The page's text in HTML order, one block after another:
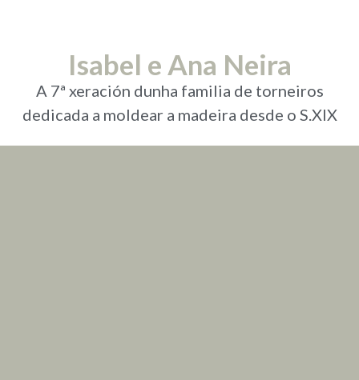
Isabel e Ana Neira
A 7ª xeración dunha familia de torneiros
dedicada a moldear a madeira desde o S.XIX